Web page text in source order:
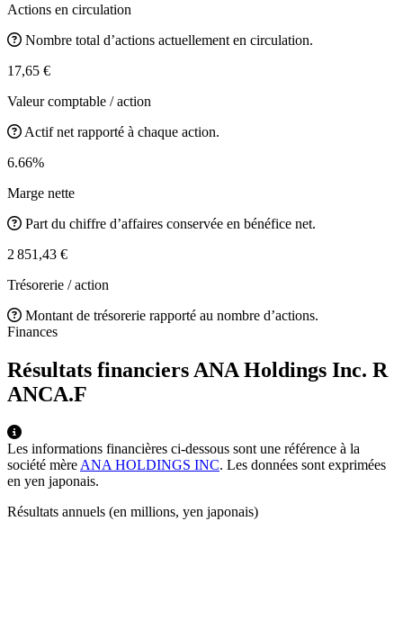
Actions en circulation
Nombre total d’actions actuellement en circulation.
17,65 €
Valeur comptable / action
Actif net rapporté à chaque action.
6.66%
Marge nette
Part du chiffre d’affaires conservée en bénéfice net.
2 851,43 €
Trésorerie / action
Montant de trésorerie rapporté au nombre d’actions.
Finances
Résultats financiers ANA Holdings Inc. R
ANCA.F
Les informations financières ci-dessous sont une référence à la
société mère ANA HOLDINGS INC. Les données sont exprimées
en yen japonais.
Résultats annuels (en millions, yen japonais)